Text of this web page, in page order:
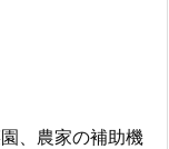
、農家の補助機